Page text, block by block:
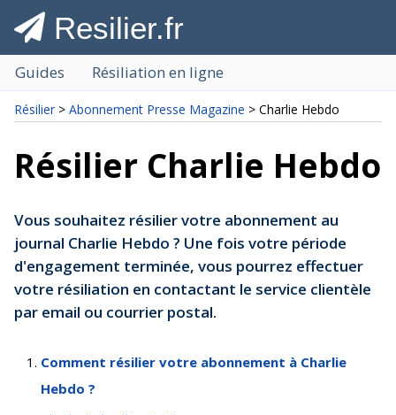
Resilier.fr
Guides Résiliation en ligne
Résilier > Abonnement Presse Magazine > Charlie Hebdo
Résilier Charlie Hebdo
Vous souhaitez résilier votre abonnement au
journal Charlie Hebdo ? Une fois votre période
d'engagement terminée, vous pourrez effectuer
votre résiliation en contactant le service clientèle
par email ou courrier postal.
Comment résilier votre abonnement à Charlie
Hebdo ?